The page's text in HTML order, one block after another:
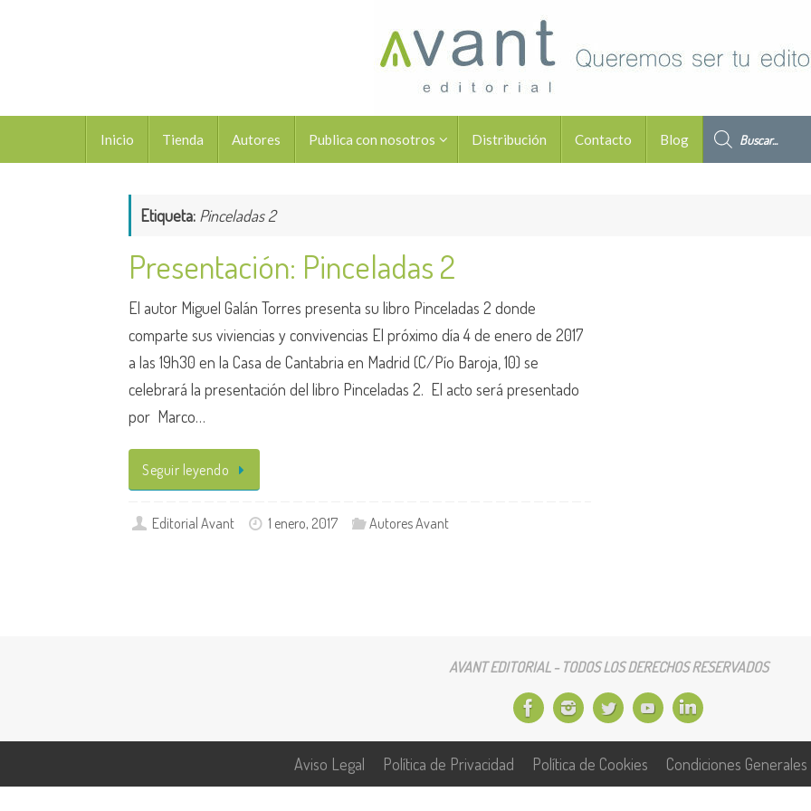
contenido
Inicio Tienda Autores Publica con nosotros Distribución Contacto Blog
Etiqueta: Pinceladas 2
Presentación: Pinceladas 2
El autor Miguel Galán Torres presenta su libro Pinceladas 2 donde
comparte sus viviencias y convivencias El próximo día 4 de enero de 2017
a las 19h30 en la Casa de Cantabria en Madrid (C/Pío Baroja, 10) se
celebrará la presentación del libro Pinceladas 2. El acto será presentado
por Marco…
Seguir leyendo
Editorial Avant 1 enero, 2017 Autores Avant
AVANT EDITORIAL - TODOS LOS DERECHOS RESERVADOS
Aviso Legal Política de Privacidad Política de Cookies Condiciones